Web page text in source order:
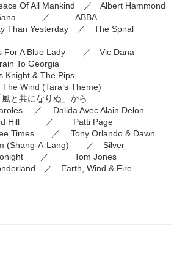
Of All Mankind ／ Albert Hammond
Mañana ／ ABBA
Than Yesterday ／ The Spiral
For A Blue Lady ／ Vic Dana
To Georgia
& The Pips
Wind (Tara’s Theme)
になりぬ」から
／ Dalida Avec Alain Delon
Bird Hill ／ Patti Page
Times ／ Tony Orlando & Dawn
(Shang-A-Lang) ／ Silver
Tonight ／ Tom Jones
／ Earth, Wind & Fire